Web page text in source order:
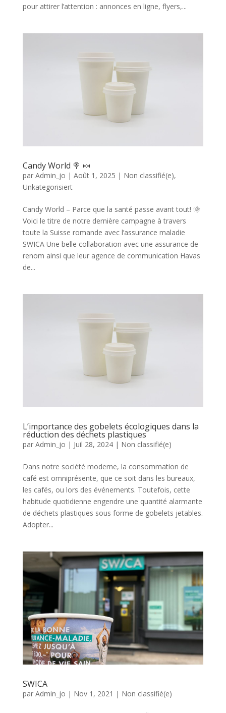
pour attirer l’attention : annonces en ligne, flyers,...
Candy World 🍭 🍬
par Admin_jo | Août 1, 2025 | Non classifié(e),
Unkategorisiert
Candy World – Parce que la santé passe avant tout! 🌞
Voici le titre de notre dernière campagne à travers
toute la Suisse romande avec l’assurance maladie
SWICA Une belle collaboration avec une assurance de
renom ainsi que leur agence de communication Havas
de...
L’importance des gobelets écologiques dans la
réduction des déchets plastiques
par Admin_jo | Juil 28, 2024| Non classifié(e)
Dans notre société moderne, la consommation de
café est omniprésente, que ce soit dans les bureaux,
les cafés, ou lors des événements. Toutefois, cette
habitude quotidienne engendre une quantité alarmante
de déchets plastiques sous forme de gobelets jetables.
Adopter...
SWICA
par Admin_jo | Nov 1, 2021 | Non classifié(e)